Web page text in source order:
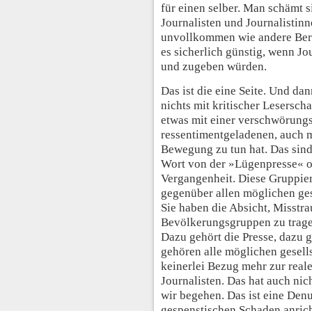
für einen selber. Man schämt
Journalisten und
unvollkommen wie andere
es sicherlich günstig, wenn
und zugeben würden.
Das ist die eine Seite. Und
nichts mit kritischer
etwas mit einer
ressentimentgeladenen,
Bewegung zu tun hat. Das
Wort von der »Lügenpresse«
Vergangenheit. Diese
gegenüber allen möglichen
Sie haben die Absicht,
Bevölkerungsgruppen zu
Dazu gehört die Presse,
gehören alle möglichen
keinerlei Bezug mehr zur
Journalisten. Das hat auch
wir begehen. Das ist eine